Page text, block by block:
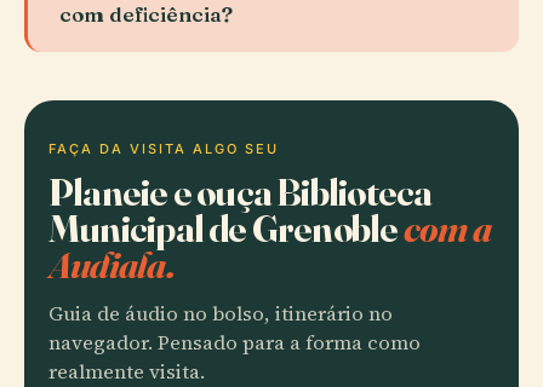
com deficiência?
FAÇA DA VISITA ALGO SEU
Planeie e ouça Biblioteca
Municipal de Grenoblecom a
Audiala.
Guia de áudio no bolso, itinerário no
navegador. Pensado para a forma como
realmente visita.